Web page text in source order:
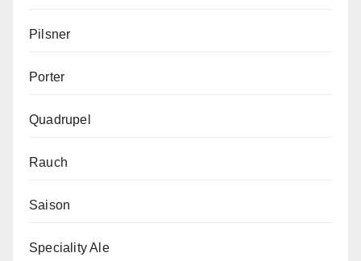
Pilsner
Porter
Quadrupel
Rauch
Saison
Speciality Ale